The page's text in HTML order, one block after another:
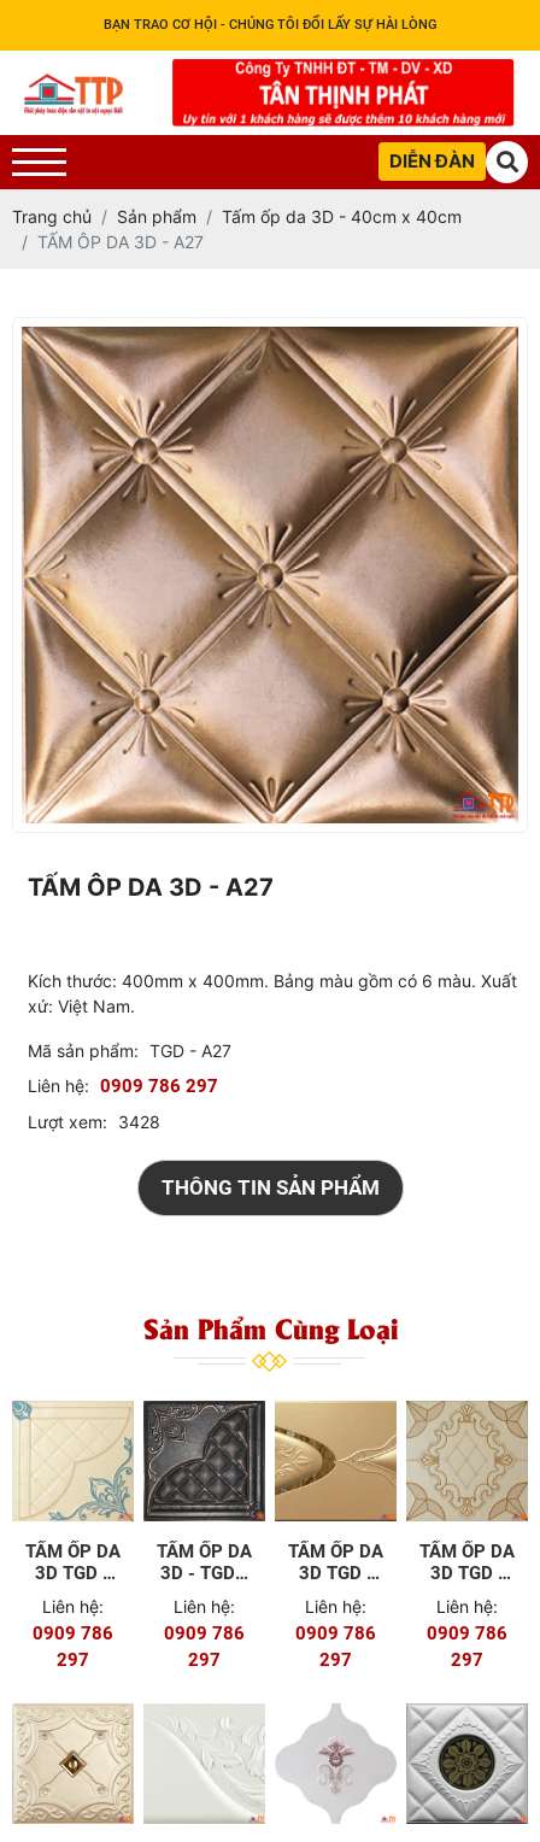
BẠN TRAO CƠ HỘI - CHÚNG TÔI ĐỔI LẤY SỰ HÀI LÒNG
DIỄN ĐÀN
Trang chủ Sản phẩm
Tấm ốp da 3D - 40cm x 40cm
TẤM ÔP DA 3D - A27
TẤM ÔP DA 3D - A27
Kích thước: 400mm x 400mm. Bảng màu gồm có 6 màu. Xuất
xứ: Việt Nam.
Mã sản phẩm: TGD - A27
Liên hệ: 0909 786 297
Lượt xem: 3428
THÔNG TIN SẢN PHẨM
Sản Phẩm Cùng Loại
TẤM ỐP DA
3D TGD -
D50
Liên hệ:
0909 786
297
TẤM ỐP DA
3D - TGD -
A21
Liên hệ:
0909 786
297
TẤM ỐP DA
3D TGD -
C42
Liên hệ:
0909 786
297
TẤM ỐP DA
3D TGD -
D51
Liên hệ:
0909 786
297